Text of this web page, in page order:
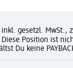
gesetzl. MwSt.,
Diese Position ist
Du keine